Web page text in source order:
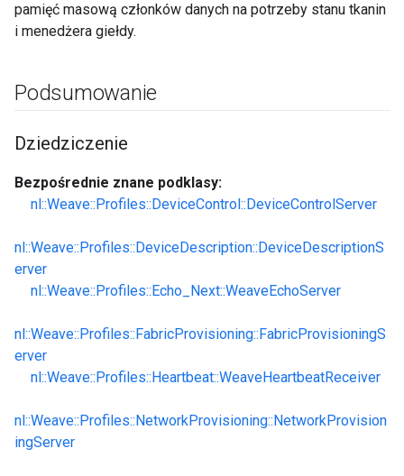
pamięć masową członków danych na potrzeby stanu tkanin
i menedżera giełdy.
Podsumowanie
Dziedziczenie
Bezpośrednie znane podklasy:
nl::Weave::Profiles::DeviceControl::DeviceControlServer
nl::Weave::Profiles::DeviceDescription::DeviceDescriptionS
erver
nl::Weave::Profiles::Echo_Next::WeaveEchoServer
nl::Weave::Profiles::FabricProvisioning::FabricProvisioningS
erver
nl::Weave::Profiles::Heartbeat::WeaveHeartbeatReceiver
nl::Weave::Profiles::NetworkProvisioning::NetworkProvision
ingServer